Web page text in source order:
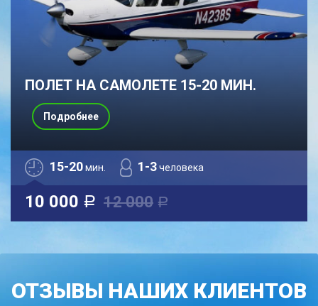
ПОЛЕТ НА САМОЛЕТЕ 15-20 МИН.
15-20мин. 1-3человека
10 000 a 12 000 a
Подробнее
ОТЗЫВЫ НАШИХ КЛИЕНТОВ